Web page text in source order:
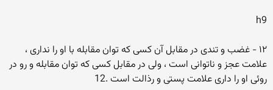
h9
۱۲ - غضب و تندى در مقابل آن کسى که توان مقابله با او را ندارى ،
علامت عجز و ناتوانى است ، ولى در مقابل کسى که توان مقابله و رو در
روئى او را دارى علامت پستى و رذالت است .12